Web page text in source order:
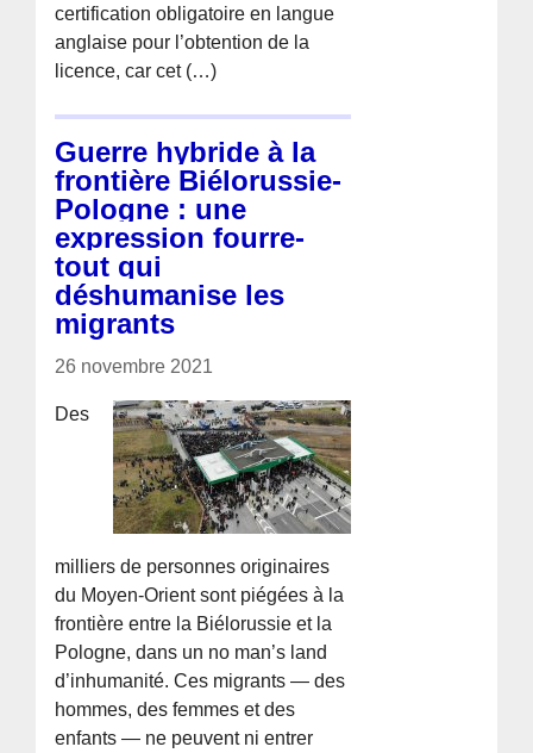
certification obligatoire en langue
anglaise pour l’obtention de la
licence, car cet (…)
Guerre hybride à la
frontière Biélorussie-
Pologne : une
expression fourre-
tout qui
déshumanise les
migrants
26 novembre 2021
Des
milliers de personnes originaires
du Moyen-Orient sont piégées à la
frontière entre la Biélorussie et la
Pologne, dans un no man’s land
d’inhumanité. Ces migrants — des
hommes, des femmes et des
enfants — ne peuvent ni entrer